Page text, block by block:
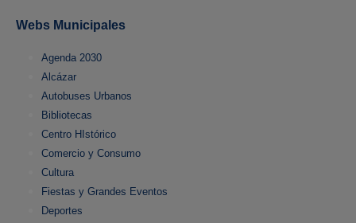
Webs Municipales
Agenda 2030
Alcázar
Autobuses Urbanos
Bibliotecas
Centro HIstórico
Comercio y Consumo
Cultura
Fiestas y Grandes Eventos
Deportes